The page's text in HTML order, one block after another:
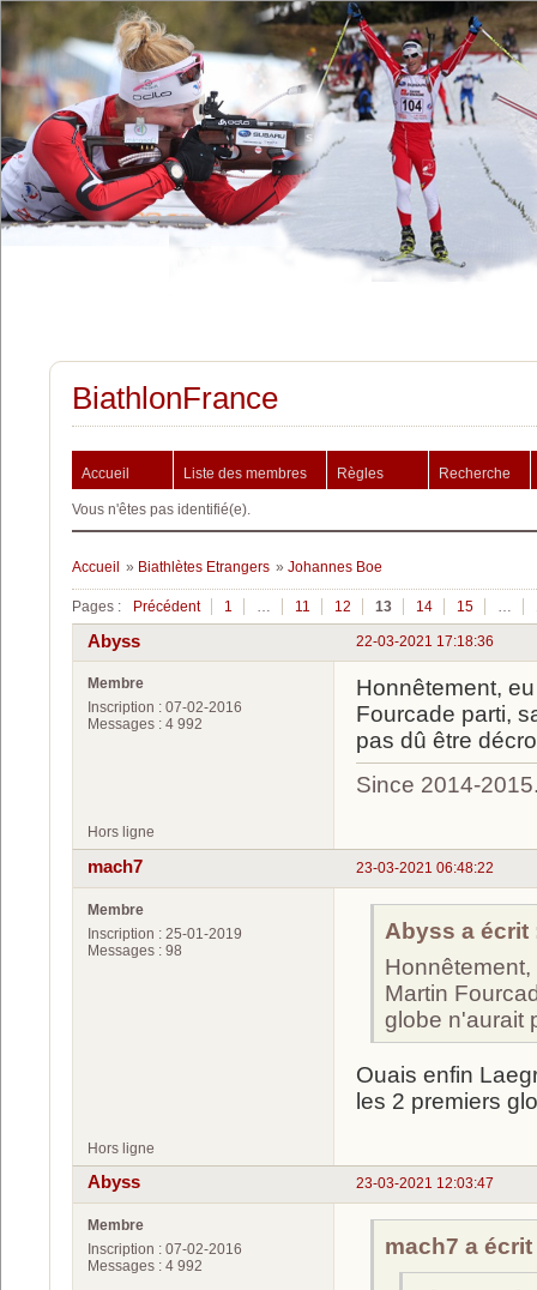
BiathlonFrance
Accueil Liste des membres Règles Recherche
Vous n'êtes pas identifié(e).
Accueil » Biathlètes Etrangers » Johannes Boe
Pages : Précédent 1 … 11 12 13 14 15 …
22-03-2021 17:18:36
Abyss
Membre
Inscription : 07-02-2016
Messages : 4 992
Honnêtement,
Fourcade parti,
pas dû être
Since 2014-
Hors ligne
23-03-2021 06:48:22
mach7
Membre
Inscription : 25-01-2019
Messages : 98
Abyss a écrit
Martin
globe n'aurait
Ouais enfin
les 2 premiers
Hors ligne
23-03-2021 12:03:47
Abyss
Membre
Inscription : 07-02-2016
Messages : 4 992
mach7 a écrit